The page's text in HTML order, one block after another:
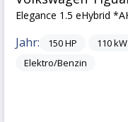
Jahr: 150HP 110kW
Elektro/Benzin